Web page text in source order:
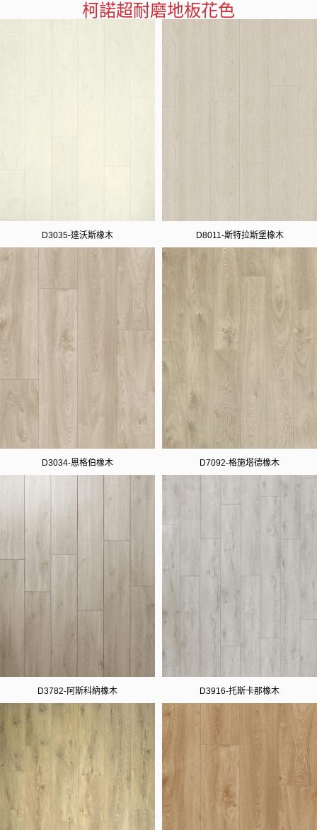
柯諾超耐磨地板花色
D3035-達沃斯橡木 D8011-斯特拉斯堡橡木
D3034-恩格伯橡木 D7092-格施塔德橡木
D3782-阿斯科納橡木 D3916-托斯卡那橡木